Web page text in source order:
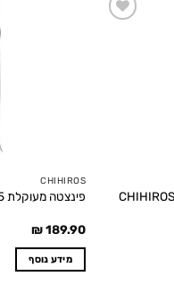
CHIHIROS
פינצטה מעוקלת 45 ס"מ CHIHIROS
₪189.90
מידע נוסף